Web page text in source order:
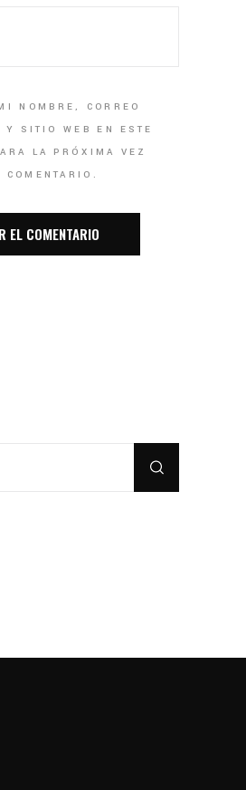
NOMBRE, CORREO
Y SITIO WEB EN ESTE
LA PRÓXIMA VEZ